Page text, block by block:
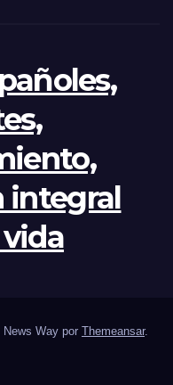
integral
News Way por Themeansar.